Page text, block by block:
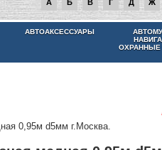
А Б В Г Д Ж
АВТОАКСЕССУАРЫ
0,95м d5мм г.Москва.